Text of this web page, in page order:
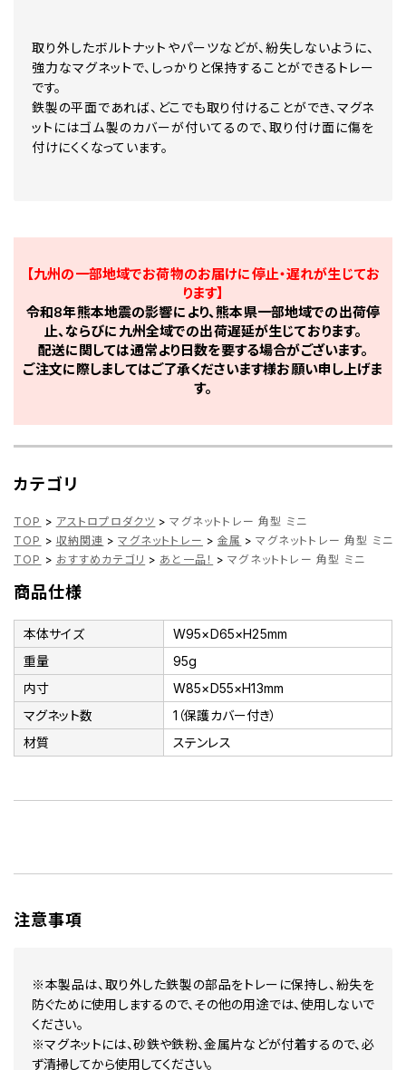
取り外したボルトナットやパーツなどが、紛失しないように、
強力なマグネットで、しっかりと保持することができるトレー
です。
鉄製の平面であれば、どこでも取り付けることができ、マグネ
ットにはゴム製のカバーが付いてるので、取り付け面に傷を
付けにくくなっています。
【九州の一部地域でお荷物のお届けに停止・遅れが生じてお
ります】
令和8年熊本地震の影響により、熊本県一部地域での出荷停
止、ならびに九州全域での出荷遅延が生じております。
配送に関しては通常より日数を要する場合がございます。
ご注文に際しましてはご了承くださいます様お願い申し上げま
す。
カテゴリ
TOP > アストロプロダクツ > マグネットトレー 角型 ミニ
TOP > 収納関連 > マグネットトレー > 金属 > マグネットトレー 角型 ミニ
TOP > おすすめカテゴリ > あと一品！ > マグネットトレー 角型 ミニ
商品仕様
本体サイズ
W95×D65×H25mm
重量
95g
内寸
W85×D55×H13mm
マグネット数
1（保護カバー付き）
材質
ステンレス
注意事項
※本製品は、取り外した鉄製の部品をトレーに保持し、紛失を
防ぐために使用しまするので、その他の用途では、使用しないで
ください。
※マグネットには、砂鉄や鉄粉、金属片などが付着するので、必
ず清掃してから使用してください。